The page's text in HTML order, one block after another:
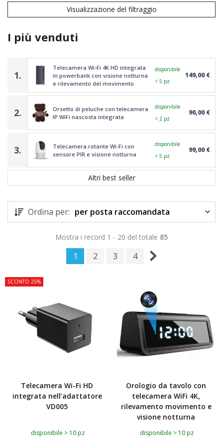
Visualizzazione del filtraggio
I più venduti
1.
Telecamera Wi-Fi 4K HD integrata
in powerbank con visione notturna
e rilevamento del movimento
disponibile
> 5 pz
149,00 €
2.
Orsetto di peluche con telecamera
IP WiFi nascosta integrata
disponibile
> 2 pz
90,00 €
3.
Telecamera rotante Wi-Fi con
sensore PIR e visione notturna
disponibile
> 5 pz
99,00 €
Altri best seller
Ordina per: per posta raccomandata
Mostra i record 1 - 20 del totale 85
1 2 3 4
SCONTO 25%
Telecamera Wi-Fi HD
integrata nell’adattatore
VD005
disponibile > 10 pz
Orologio da tavolo con
telecamera WiFi 4K,
rilevamento movimento e
visione notturna
disponibile > 10 pz